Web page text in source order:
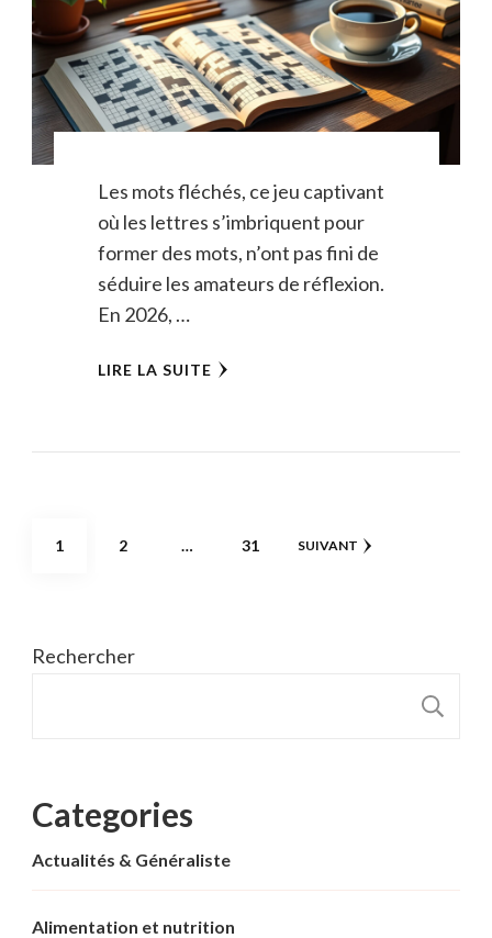
Les mots fléchés, ce jeu captivant
où les lettres s’imbriquent pour
former des mots, n’ont pas fini de
séduire les amateurs de réflexion.
En 2026, …
LIRE LA SUITE
Pagination
PAGE
1 PAGE
2 … PAGE
31 SUIVANT
Rechercher
Categories
Actualités & Généraliste
Alimentation et nutrition